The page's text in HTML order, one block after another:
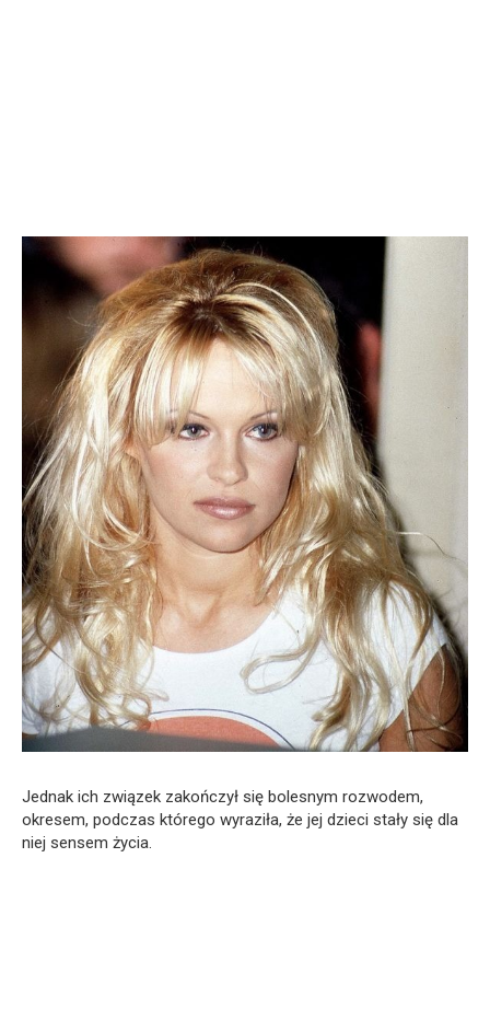
Jednak ich związek zakończył się bolesnym rozwodem,
okresem, podczas którego wyraziła, że ​​jej dzieci stały się dla
niej sensem życia.